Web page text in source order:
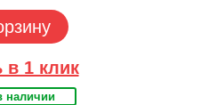
в 1 клик
наличии